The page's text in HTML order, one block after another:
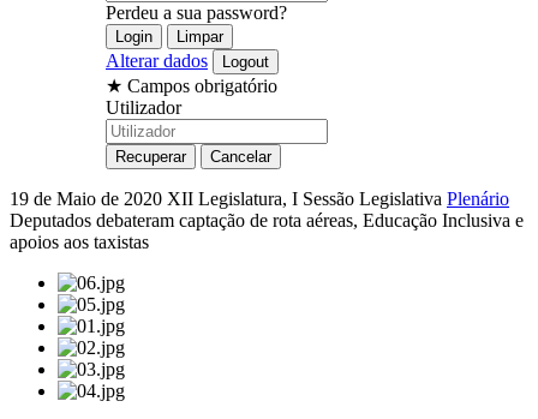
Perdeu a sua password?
Alterar dados
★ Campos obrigatório
Utilizador
19 de Maio de 2020 XII Legislatura, I Sessão Legislativa Plenário
Deputados debateram captação de rota aéreas, Educação Inclusiva e
apoios aos taxistas